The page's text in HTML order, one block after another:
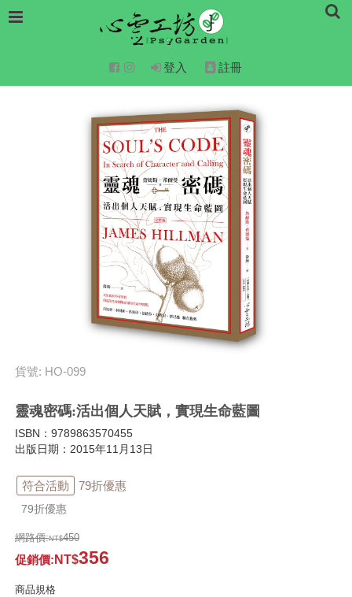
登入 註冊
貨號: HO-099
靈魂密碼:活出個人天賦，實現生命藍圖
ISBN：9789863570455
出版日期：2015年11月13日
符合活動 79折優惠
79折優惠
網路價: 450
促銷價: 356
商品規格